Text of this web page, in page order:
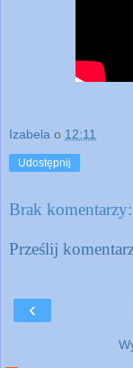
Izabela o 12:11
Udostępnij
Brak komentarzy:
Prześlij
‹